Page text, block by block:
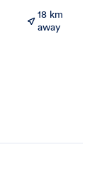
18 km
away